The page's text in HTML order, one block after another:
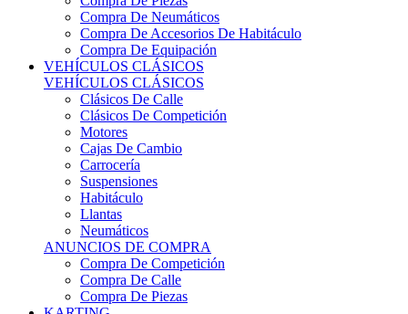
Compra De Accesorios De Habitáculo
Compra De Equipación
VEHÍCULOS CLÁSICOS
VEHÍCULOS CLÁSICOS
Clásicos De Calle
Clásicos De Competición
Motores
Cajas De Cambio
Carrocería
Suspensiones
Habitáculo
Llantas
Neumáticos
ANUNCIOS DE COMPRA
Compra De Competición
Compra De Calle
Compra De Piezas
KARTING
KARTING